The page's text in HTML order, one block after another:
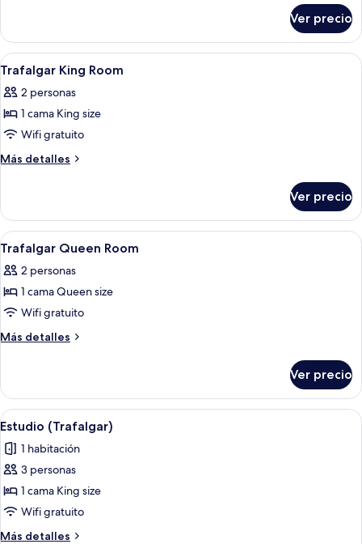
y
sofá
cama
(St
James)
familiar,
cama
size
y
cama
(St
James)
Ver precio
Abrir
todas
las
fotos
de
Trafalgar
Sábanas de algodón egipcio y ropa
11
Trafalgar King Room
2 personas
1 cama King size
Wifi gratuito
Más detalles
Más
King
Room
Ver precio
Abrir
todas
las
fotos
de
Trafalgar
Sábanas de algodón egipcio y ropa
8
Trafalgar Queen Room
2 personas
1 cama Queen size
Wifi gratuito
Más detalles
Más
Queen
Room
Ver precio
Abrir
todas
las
fotos
de
Estudio
(Trafalgar)
Habitación de hotel con un sofá gris,
8
Estudio (Trafalgar)
1 habitación
3 personas
1 cama King size
Wifi gratuito
Más detalles
Más